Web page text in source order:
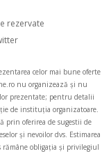
rezervate
celor mai bune oferte
nu organizează și nu
prezentate; pentru detalii
de instituția organizatoare.
prin oferirea de sugestii de
și nevoilor dvs. Estimarea
obligația și privilegiul